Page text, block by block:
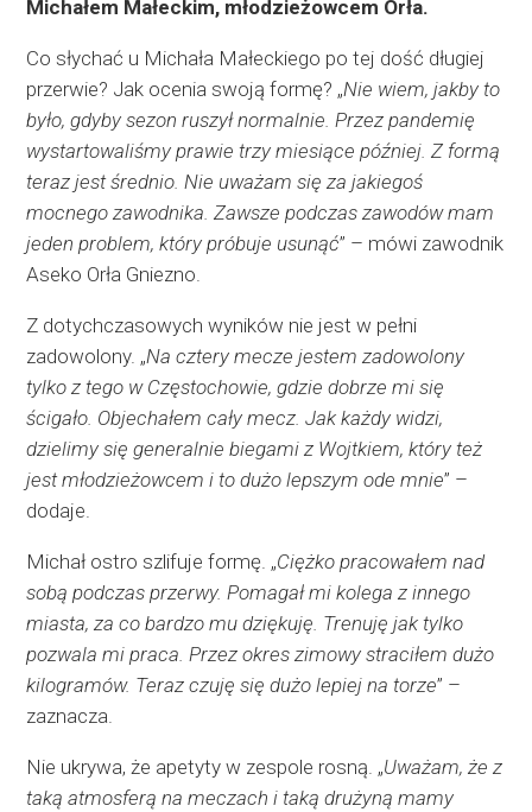
Michałem Małeckim, młodzieżowcem Orła.
Co słychać u Michała Małeckiego po tej dość długiej
przerwie? Jak ocenia swoją formę? „Nie wiem, jakby to
było, gdyby sezon ruszył normalnie. Przez pandemię
wystartowaliśmy prawie trzy miesiące później. Z formą
teraz jest średnio. Nie uważam się za jakiegoś
mocnego zawodnika. Zawsze podczas zawodów mam
jeden problem, który próbuje usunąć” – mówi zawodnik
Aseko Orła Gniezno.
Z dotychczasowych wyników nie jest w pełni
zadowolony. „Na cztery mecze jestem zadowolony
tylko z tego w Częstochowie, gdzie dobrze mi się
ścigało. Objechałem cały mecz. Jak każdy widzi,
dzielimy się generalnie biegami z Wojtkiem, który też
jest młodzieżowcem i to dużo lepszym ode mnie” –
dodaje.
Michał ostro szlifuje formę. „Ciężko pracowałem nad
sobą podczas przerwy. Pomagał mi kolega z innego
miasta, za co bardzo mu dziękuję. Trenuję jak tylko
pozwala mi praca. Przez okres zimowy straciłem dużo
kilogramów. Teraz czuję się dużo lepiej na torze” –
zaznacza.
Nie ukrywa, że apetyty w zespole rosną. „Uważam, że z
taką atmosferą na meczach i taką drużyną mamy